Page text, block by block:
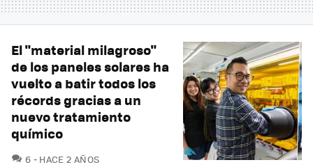
El "material milagroso"
de los paneles solares ha
vuelto a batir todos los
récords gracias a un
nuevo tratamiento
químico
6 COMENTARIOS
HACE 2 AÑOS